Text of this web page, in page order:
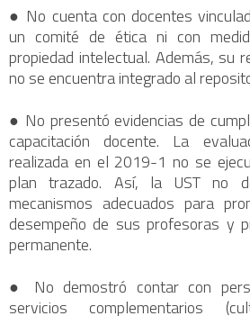
● No cuenta con docentes
un comité de ética ni con
propiedad intelectual. Además, su
no se encuentra integrado al
● No presentó evidencias de
capacitación docente. La
realizada en el 2019-1 no se
plan trazado. Así, la UST no
mecanismos adecuados para
desempeño de sus profesoras y
permanente.
● No demostró contar con
servicios complementarios